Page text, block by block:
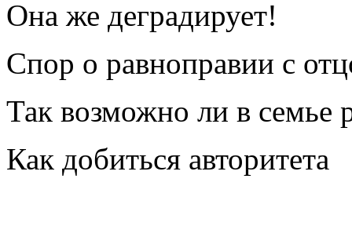
Она же деградирует!
Спор о равноправии с
Так возможно ли в семье
Как добиться авторитета